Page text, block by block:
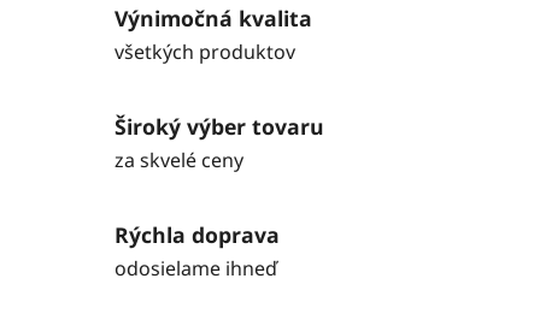
Výnimočná kvalita
všetkých produktov
Široký výber tovaru
za skvelé ceny
Rýchla doprava
odosielame ihneď